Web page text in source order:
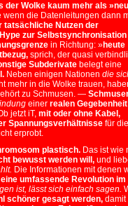
der Wolke kaum mehr als
wenn die Datenleitungen dann
tatsächliche Nutzen der
zur Selbstsynchronisation
in Richtung: »heute
sprich, der quasi
Subderivate belegt eine
Neben einigen Nationen die
mehr in die Wolke trauen,
zu Schmusen. —
einer realen Gegebenheit
jetzt iT, mit oder ohne Kabel,
Spannungsverhältnisse für die
erprobt.
plastisch. Das ist wie
bewusst werden will, und
Die Informationen mit denen
umfassende Revolution im
ist, lässt sich einfach sagen.
schöner gesagt werden, damit